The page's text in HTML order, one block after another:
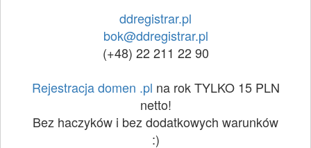
ddregistrar.pl
bok@ddregistrar.pl
(+48) 22 211 22 90
Rejestracja domen .pl na rok TYLKO 15 PLN
netto!
Bez haczyków i bez dodatkowych warunków
:)